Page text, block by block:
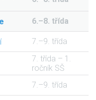
6.–8. třída
7.–9. třída
7. třída – 1.
ročník SŠ
7.–9. třída